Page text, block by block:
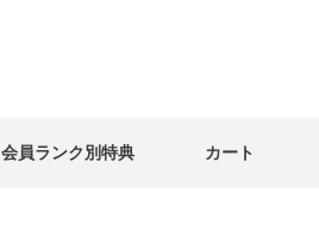
会員ランク別特典 カート